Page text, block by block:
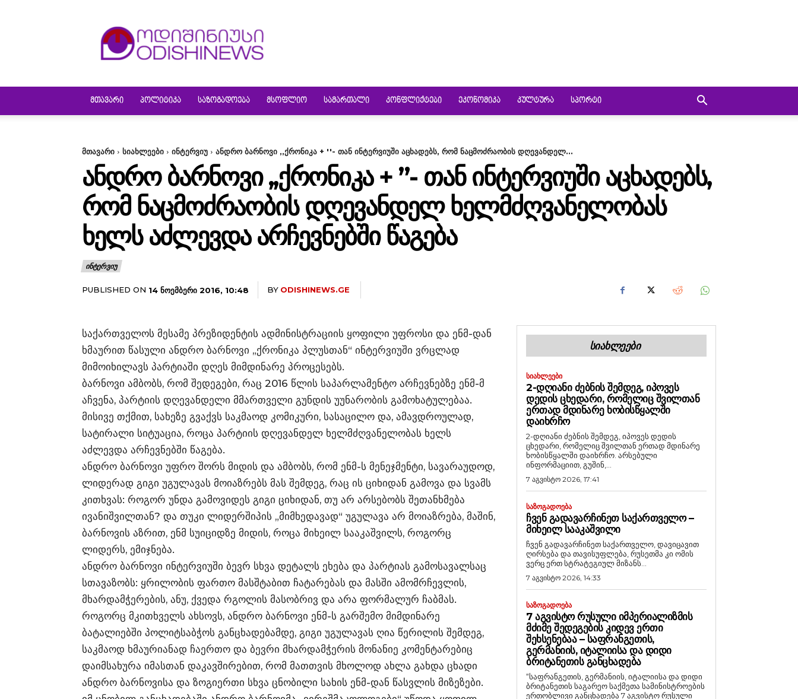
ᲛᲗᲐᲕᲐᲠᲘ ᲞᲝᲚᲘᲢᲘᲙᲐ ᲡᲐᲖᲝᲒᲐᲓᲝᲔᲑᲐ ᲛᲡᲝᲤᲚᲘᲝ ᲡᲐᲛᲐᲠᲗᲐᲚᲘ ᲙᲝᲜᲤᲚᲘᲥᲢᲔᲑᲘ ᲔᲙᲝᲜᲝᲛᲘᲙᲐ ᲙᲣᲚᲢᲣᲠᲐ ᲡᲞᲝᲠᲢᲘ
მთავარი სიახლეები ინტერვიუ ანდრო ბარნოვი ,,ქრონიკა + ''- თან ინტერვიუში აცხადებს, რომ ნაცმოძრაობის დღევანდელ...
ᲐᲜᲓᲠᲝ ᲑᲐᲠᲜᲝᲕᲘ ,,ᲥᲠᲝᲜᲘᲙᲐ + ”- ᲗᲐᲜ ᲘᲜᲢᲔᲠᲕᲘᲣᲨᲘ ᲐᲪᲮᲐᲓᲔᲑᲡ,
ᲠᲝᲛ ᲜᲐᲪᲛᲝᲫᲠᲐᲝᲑᲘᲡ ᲓᲦᲔᲕᲐᲜᲓᲔᲚ ᲮᲔᲚᲛᲫᲦᲕᲐᲜᲔᲚᲝᲑᲐᲡ
ᲮᲔᲚᲡ ᲐᲫᲚᲔᲕᲓᲐ ᲐᲠᲩᲔᲕᲜᲔᲑᲨᲘ ᲬᲐᲒᲔᲑᲐ
ᲘᲜᲢᲔᲠᲕᲘᲣ
PUBLISHED ON 14 ᲜᲝᲔᲛᲑᲔᲠᲘ 2016, 10:48 BY ODISHINEWS.GE
საქართველოს მესამე პრეზიდენტის ადმინისტრაციის ყოფილი უფროსი და ენმ-დან
ხმაურით წასული ანდრო ბარნოვი „ქრონიკა პლუსთან“ ინტერვიუში ვრცლად
მიმოიხილავს პარტიაში დღეს მიმდინარე პროცესებს.
ბარნოვი ამბობს, რომ შედეგები, რაც 2016 წლის საპარლამენტო არჩევნებზე ენმ-მ
აჩვენა, პარტიის დღევანდელი მმართველი გუნდის უუნარობის გამოხატულებაა.
მისივე თქმით, სახეზე გვაქვს საკმაოდ კომიკური, სასაცილო და, ამავდროულად,
სატირალი სიტუაცია, როცა პარტიის დღევანდელ ხელმძღვანელობას ხელს
აძლევდა არჩევნებში წაგება.
ანდრო ბარნოვი უფრო შორს მიდის და ამბობს, რომ ენმ-ს მენეჯმენტი, სავარაუდოდ,
ლიდერად გიგი უგულავას მოიაზრებს მას შემდეგ, რაც ის ციხიდან გამოვა და სვამს
კითხვას: როგორ უნდა გამოვიდეს გიგი ციხიდან, თუ არ არსებობს შეთანხმება
ივანიშვილთან? და თუკი ლიდერშიპის „მიმხედავად“ უგულავა არ მოიაზრება, მაშინ,
ბარნოვის აზრით, ენმ სუიციდზე მიდის, როცა მიხეილ სააკაშვილს, როგორც
ლიდერს, ემიჯნება.
ანდრო ბარნოვი ინტერვიუში ბევრ სხვა დეტალს ეხება და პარტიას გამოსავალსაც
სთავაზობს: ყრილობის ფართო მასშტაბით ჩატარებას და მასში ამომრჩევლის,
მხარდამჭერების, ანუ, ქვედა რგოლის მასობრივ და არა ფორმალურ ჩაბმას.
როგორც მკითხველს ახსოვს, ანდრო ბარნოვი ენმ-ს გარშემო მიმდინარე
ბატალიებში პოლიტსაბჭოს განცხადებამდე, გიგი უგულავას ღია წერილის შემდეგ,
საკმაოდ ხმაურიანად ჩაერთო და ბევრი მხარდამჭერის მონანიე კომენტარებიც
დაიმსახურა იმასთან დაკავშირებით, რომ მათთვის მხოლოდ ახლა გახდა ცხადი
ანდრო ბარნოვისა და ზოგიერთი სხვა ცნობილი სახის ენმ-დან წასვლის მიზეზები.
ᲡᲘᲐᲮᲚᲔᲔᲑᲘ
ᲡᲘᲐᲮᲚᲔᲔᲑᲘ
2-ᲓᲦᲘᲐᲜᲘ ᲫᲔᲑᲜᲘᲡ ᲨᲔᲛᲓᲔᲒ, ᲘᲞᲝᲕᲔᲡ
ᲓᲔᲓᲘᲡ ᲪᲮᲔᲓᲐᲠᲘ, ᲠᲝᲛᲔᲚᲘᲪ ᲨᲕᲘᲚᲗᲐᲜ
ᲔᲠᲗᲐᲓ ᲛᲓᲘᲜᲐᲠᲔ ᲮᲝᲑᲘᲡᲬᲧᲐᲚᲨᲘ
ᲓᲐᲘᲮᲠᲩᲝ
2-დღიანი ძებნის შემდეგ, იპოვეს დედის
ცხედარი, რომელიც შვილთან ერთად მდინარე
ხობისწყალში დაიხრჩო. არსებული
ინფორმაციით, გუშინ,...
7 აგვისტო 2026, 17:41
ᲡᲐᲖᲝᲒᲐᲓᲝᲔᲑᲐ
ᲩᲕᲔᲜ ᲒᲐᲓᲐᲕᲐᲠᲩᲘᲜᲔᲗ ᲡᲐᲥᲐᲠᲗᲕᲔᲚᲝ –
ᲛᲘᲮᲔᲘᲚ ᲡᲐᲐᲙᲐᲨᲕᲘᲚᲘ
ჩვენ გადავარჩინეთ საქართველო, დავიცავით
ღირსება და თავისუფლება, რუსეთმა კი ომის
ვერც ერთ სტრატეგიულ მიზანს...
7 აგვისტო 2026, 14:33
ᲡᲐᲖᲝᲒᲐᲓᲝᲔᲑᲐ
7 ᲐᲒᲕᲘᲡᲢᲝ ᲠᲣᲡᲣᲚᲘ ᲘᲛᲞᲔᲠᲘᲐᲚᲘᲖᲛᲘᲡ
ᲛᲫᲘᲛᲔ ᲨᲔᲓᲔᲒᲔᲑᲘᲡ ᲙᲘᲓᲔᲕ ᲔᲠᲗᲘ
ᲨᲔᲮᲡᲔᲜᲔᲑᲐᲐ – ᲡᲐᲤᲠᲐᲜᲒᲔᲗᲘᲡ,
ᲒᲔᲠᲛᲐᲜᲘᲘᲡ, ᲘᲢᲐᲚᲘᲘᲡᲐ ᲓᲐ ᲓᲘᲓᲘ
ᲑᲠᲘᲢᲐᲜᲔᲗᲘᲡ ᲒᲐᲜᲪᲮᲐᲓᲔᲑᲐ
“საფრანგეთის, გერმანიის, იტალიისა და დიდი
ბრიტანეთის საგარეო საქმეთა სამინისტროების
ერთობლივი განცხადება 7 აგვისტო რუსული